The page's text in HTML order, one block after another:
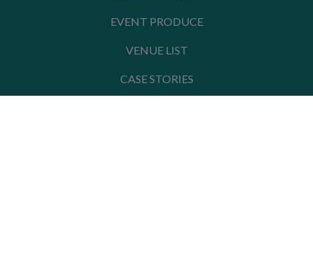
EVENT PRODUCE
VENUE LIST
CASE STORIES